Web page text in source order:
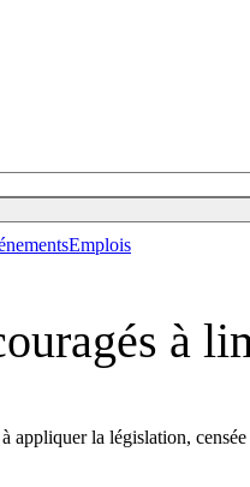
Emplois
à
appliquer la législation,